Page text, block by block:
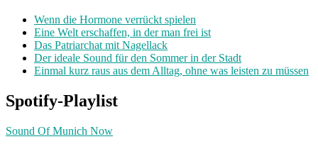
Wenn die Hormone verrückt spielen
Eine Welt erschaffen, in der man frei ist
Das Patriarchat mit Nagellack
Der ideale Sound für den Sommer in der Stadt
Einmal kurz raus aus dem Alltag, ohne was leisten zu müssen
Spotify-Playlist
Sound Of Munich Now